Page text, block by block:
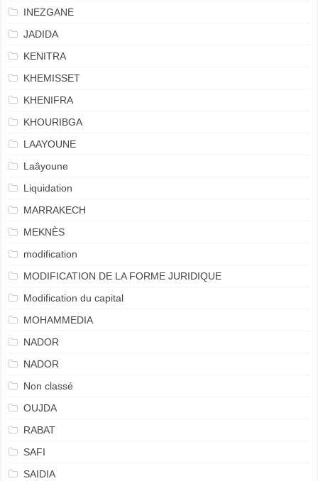
INEZGANE
JADIDA
KENITRA
KHEMISSET
KHENIFRA
KHOURIBGA
LAAYOUNE
Laâyoune
Liquidation
MARRAKECH
MEKNÈS
modification
MODIFICATION DE LA FORME JURIDIQUE
Modification du capital
MOHAMMEDIA
NADOR
NADOR
Non classé
OUJDA
RABAT
SAFI
SAIDIA